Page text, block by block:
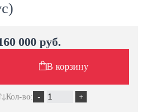
000 руб.
В корзину
Кол-во: